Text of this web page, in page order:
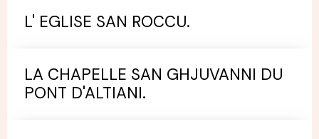
L' EGLISE SAN ROCCU.
LA CHAPELLE SAN GHJUVANNI DU
PONT D'ALTIANI.